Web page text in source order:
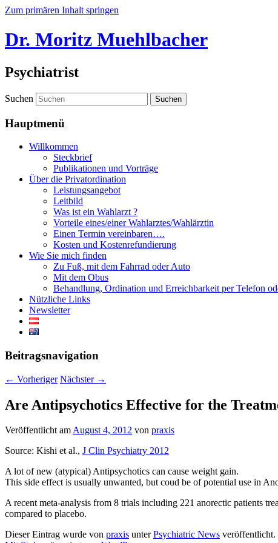
Zum primären Inhalt springen
Dr. Moritz Muehlbacher
Psychiatrist
Suchen
Hauptmenü
Willkommen
Steckbrief
Publikationen und Vorträge
Über die Privatordination
Leistungsangebot
Leitbild
Was ist ein Wahlarzt ?
Vorteile eines/einer Wahlarztes/Wahlärztin
Einen Termin vereinbaren….
Kosten und Kostenrefundierung
Wie Sie mich finden
Zu Fuß, mit dem Fahrrad oder Auto
Mit dem Obus
Behandlung, Ordination und Erreichbarkeit per Telefon
Nützliche Links
Newsletter
Beitragsnavigation
← Vorheriger Nächster →
Are Antipsychotics Effective for the
Veröffentlicht amAugust 4, 2012 von praxis
Source: Kishi et al., J Clin Psychiatry 2012
A lot of new (atypical) Antipsychotics can cause weight gain.
This side effect is usually unwanted, but coud be of potential use in
A recent meta-analysis from 8 trials including 221 anorectic patients
compared to placebo.
Dieser Eintrag wurde von praxis unterPsychiatric News veröffentlicht.